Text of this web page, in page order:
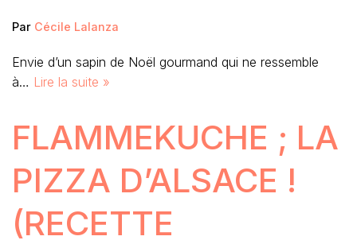
Par Cécile Lalanza
Envie d’un sapin de Noël gourmand qui ne ressemble
à… Lire la suite »
FLAMMEKUCHE ; LA
PIZZA D’ALSACE !
(RECETTE